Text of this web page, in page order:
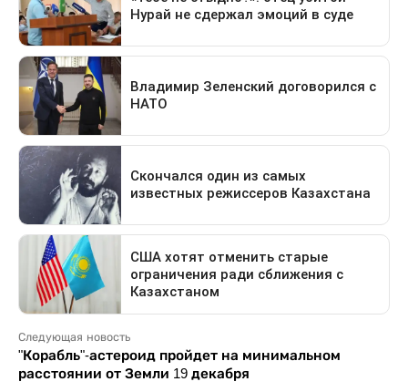
Следующая новость
"Корабль"-астероид пройдет на минимальном
расстоянии от Земли 19 декабря